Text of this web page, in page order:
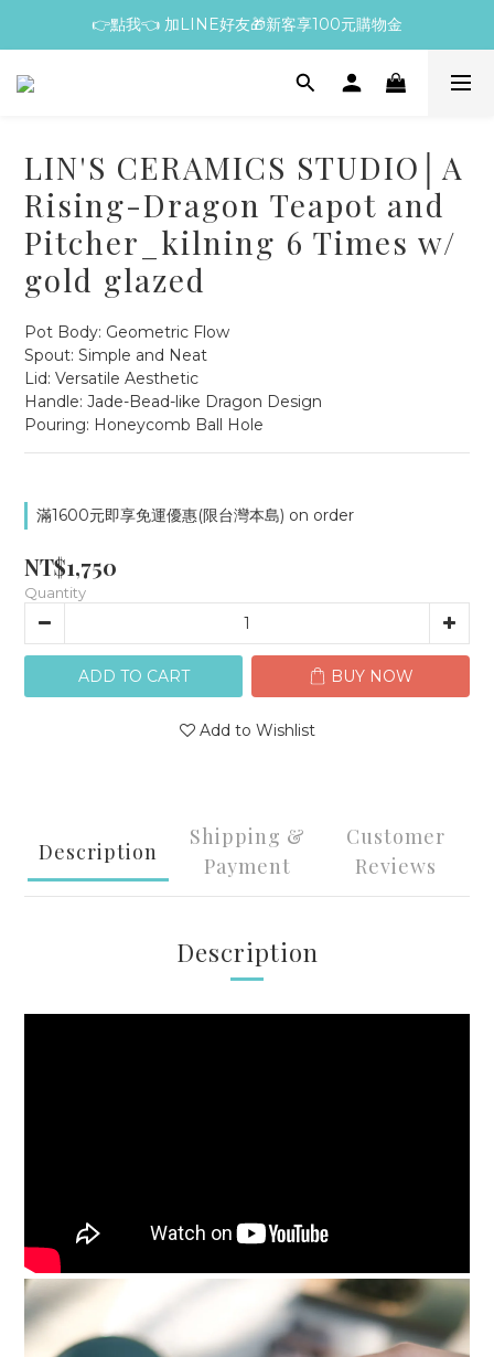
👉點我👈 加LINE好友🎁新客享100元購物金
LIN'S CERAMICS STUDIO│A
Rising-Dragon Teapot and
Pitcher_kilning 6 Times w/
gold glazed
Pot Body: Geometric Flow
Spout: Simple and Neat
Lid: Versatile Aesthetic
Handle: Jade-Bead-like Dragon Design
Pouring: Honeycomb Ball Hole
滿1600元即享免運優惠(限台灣本島) on order
NT$1,750
Quantity
ADD TO CART BUY NOW
Add to Wishlist
Description
Shipping &
Payment
Customer
Reviews
Description